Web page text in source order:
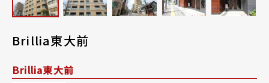
Brillia東大前
Brillia東大前